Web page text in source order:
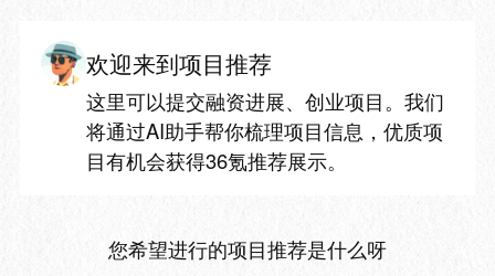
欢迎来到项目推荐
这里可以提交融资进展、创业项目。我们
将通过AI助手帮你梳理项目信息，优质项
目有机会获得36氪推荐展示。
您希望进行的项目推荐是什么呀